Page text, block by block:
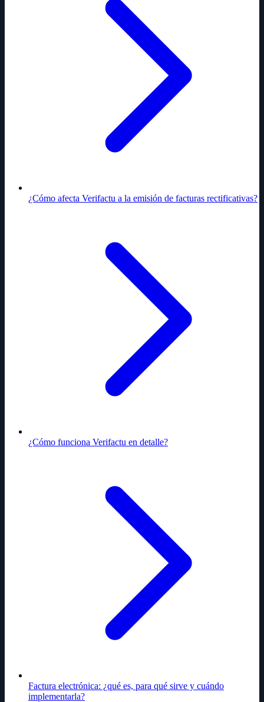
¿Cómo afecta Verifactu a la emisión de facturas rectificativas?
¿Cómo funciona Verifactu en detalle?
Factura electrónica: ¿qué es, para qué sirve y cuándo
implementarla?